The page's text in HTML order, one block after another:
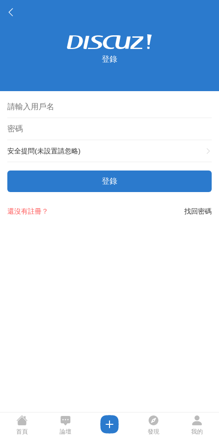
登錄
安全提問(未設置請忽略)
登錄
找回密碼
還沒有註冊？
首頁 論壇 發現 我的